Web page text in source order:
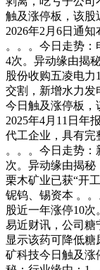
触及涨停板，该股
2026年2月6日通
。。。今日走势
4次。异动缘由揭
股份收购五凌电力
交割，新增水力发
今日触及涨停板，
2025年4月11日年
代工企业，具有完
。。。今日走势
次。异动缘由揭秘
栗木矿业已获“开
铌钨、锡资本 。
股近一年涨停10
易近财讯，公司糖
显示该药可降低
矿科技今日触及涨